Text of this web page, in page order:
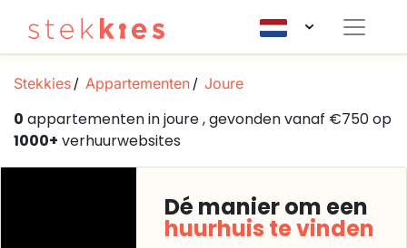
Stekkies Appartementen Joure
0 appartementen in joure , gevonden vanaf €750 op
1000+ verhuurwebsites
Dé manier om een
huurhuis te vinden